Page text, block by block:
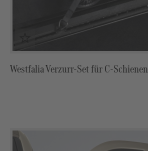
Westfalia Verzurr-Set für C-Schienen